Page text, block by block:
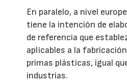
En paralelo, a nivel
tiene la intención de
de referencia que
aplicables a la
primas plásticas, igual
industrias.